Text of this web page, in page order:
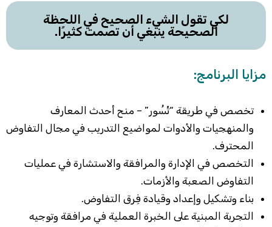
لكي تقول الشيء الصحيح في اللحظة
الصحيحة ينبغي أن تصمت كثيرًا.
مزايا البرنامج:
تخصص في طريقة “تْسُور” – منح أحدث المعارف
والمنهجيات والأدوات لمواضيع التدريب في مجال التفاوض
المحترف.
التخصص في الإدارة والمرافقة والاستشارة في عمليات
التفاوض الصعبة والأزمات.
بناء وتشكيل وإعداد وقيادة فِرق التفاوض.
التجربة المبنية على الخبرة العملية في مرافقة وتوجيه